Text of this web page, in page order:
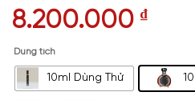
8.200.000 ₫
Dung tích
10ml Dùng Thử